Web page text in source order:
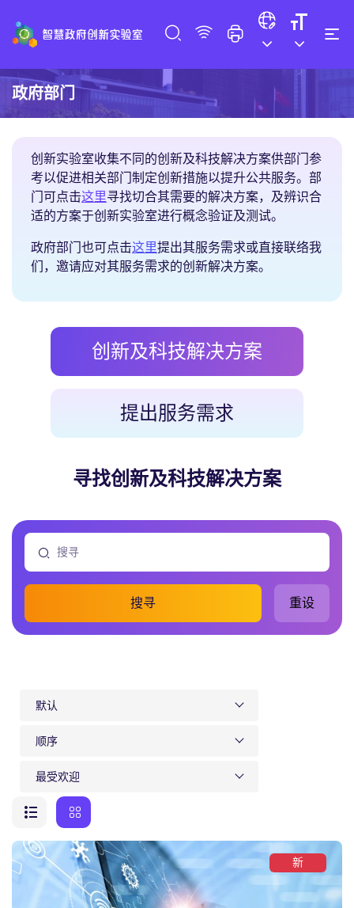
政府部门
创新实验室收集不同的创新及科技解决方案供部门参
考以促进相关部门制定创新措施以提升公共服务。部
门可点击这里创新及科技解决方案
寻找切合其需要的解决方案，及辨识合
适的方案于创新实验室进行概念验证及测试。
政府部门也可点击这里提出服务需求
提出其服务需求或直接联络我
们，邀请应对其服务需求的创新解决方案。
创新及科技解决方案
提出服务需求
寻找创新及科技解决方案
搜寻 重设
默认
顺序
最受欢迎
新